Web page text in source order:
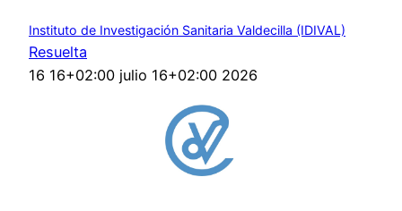
Instituto de Investigación Sanitaria Valdecilla (IDIVAL)
Resuelta
16 16+02:00 julio 16+02:00 2026